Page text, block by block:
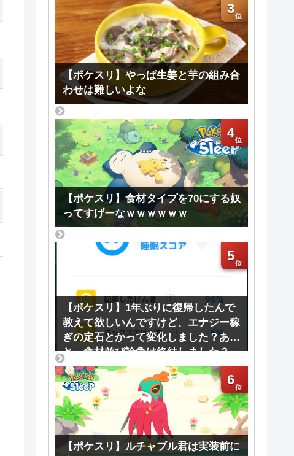
3
【ポケスリ】やっぱ生姜と芋の組み合
わせは難しいよな
4
【ポケスリ】食材タイプを70にする奴
ってすげーなｗｗｗｗｗｗ
5
【ポケスリ】1年ぶりに復帰したんで
教えて欲しいんですけど、エナジー稼
ぎの定石とかって変化しました？あ
と、食材並び論争は終結しました？
6
【ポケスリ】ルチャブル君は実装前に